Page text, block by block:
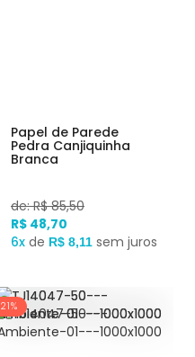
Papel de Parede
Pedra Canjiquinha
Branca
de: R$ 85,50
R$ 48,70
6x de R$ 8,11 sem juros
21%